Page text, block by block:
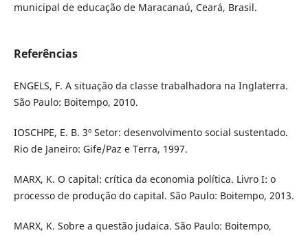
municipal de educação de Maracanaú, Ceará, Brasil.
Referências
ENGELS, F. A situação da classe trabalhadora na Inglaterra.
São Paulo: Boitempo, 2010.
IOSCHPE, E. B. 3º Setor: desenvolvimento social sustentado.
Rio de Janeiro: Gife/Paz e Terra, 1997.
MARX, K. O capital: crítica da economia política. Livro I: o
processo de produção do capital. São Paulo: Boitempo, 2013.
MARX, K. Sobre a questão judaica. São Paulo: Boitempo,